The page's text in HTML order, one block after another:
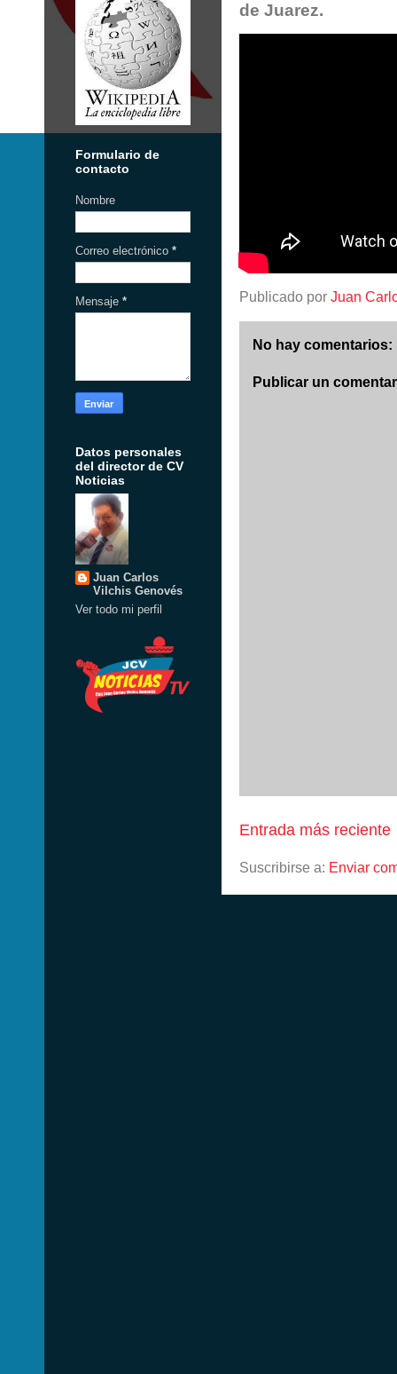
de Juarez.
Publicado por Juan
No hay comentarios:
Publicar un
Entrada más reciente
Suscribirse a: Enviar
Formulario de
contacto
Nombre
Correo electrónico *
Mensaje *
Datos personales
del director de CV
Noticias
Juan Carlos
Vilchis Genovés
Ver todo mi perfil